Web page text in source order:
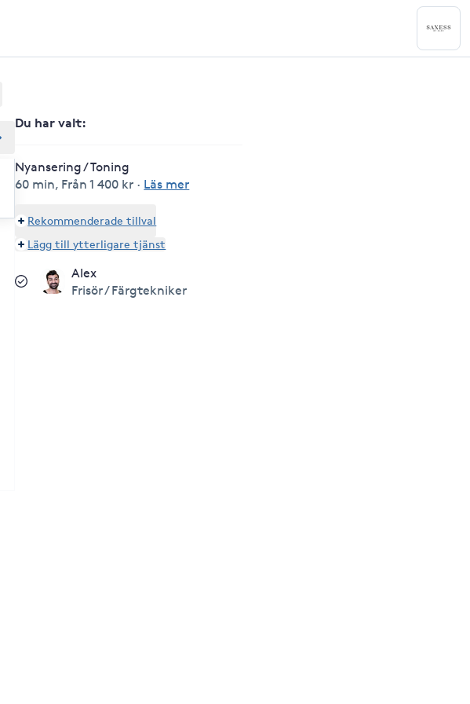
Du har valt:
Nyansering / Toning
60 min, Från 1 400 kr · Läs mer
Rekommenderade tillval
Lägg till ytterligare tjänst
Alex
Frisör / Färgtekniker